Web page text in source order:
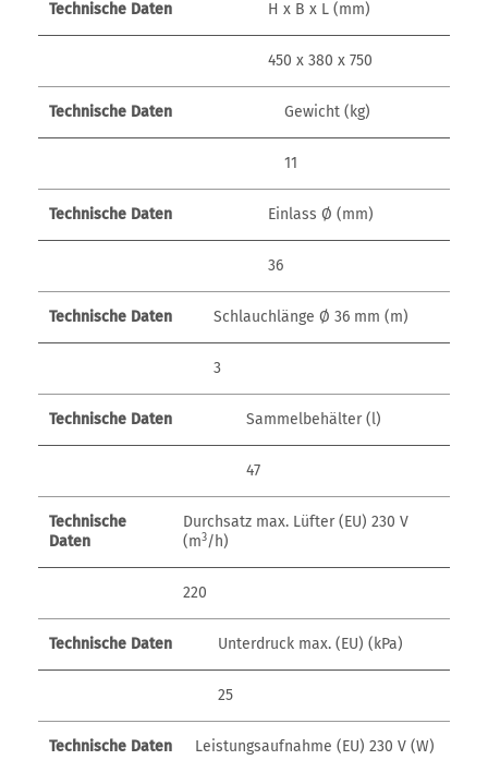
Technische Daten H x B x L (mm)
450 x 380 x 750
Technische Daten Gewicht (kg)
11
Technische Daten Einlass Ø (mm)
36
Technische Daten Schlauchlänge Ø 36 mm (m)
3
Technische Daten Sammelbehälter (l)
47
Technische
Daten
Durchsatz max. Lüfter (EU) 230 V
(m3/h)
220
Technische Daten Unterdruck max. (EU) (kPa)
25
Technische Daten Leistungsaufnahme (EU) 230 V (W)